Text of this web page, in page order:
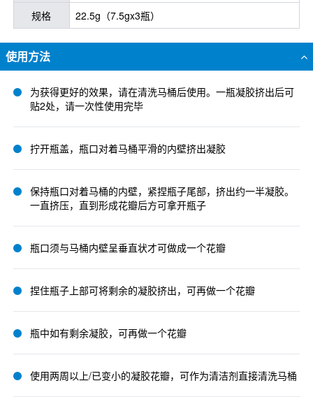
规格 22.5g（7.5gx3瓶）
使用方法
为获得更好的效果，请在清洗马桶后使用。一瓶凝胶挤出后可
贴2处，请一次性使用完毕
拧开瓶盖，瓶口对着马桶平滑的内壁挤出凝胶
保持瓶口对着马桶的内壁，紧捏瓶子尾部，挤出约一半凝胶。
一直挤压，直到形成花瓣后方可拿开瓶子
瓶口须与马桶内壁呈垂直状才可做成一个花瓣
捏住瓶子上部可将剩余的凝胶挤出，可再做一个花瓣
瓶中如有剩余凝胶，可再做一个花瓣
使用两周以上/已变小的凝胶花瓣，可作为清洁剂直接清洗马桶